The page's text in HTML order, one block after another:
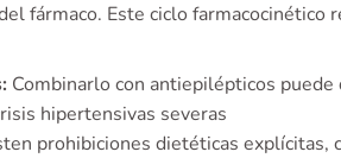
fármaco. Este ciclo farmacocinético
Combinarlo con antiepilépticos
hipertensivas severas
prohibiciones dietéticas explícitas,